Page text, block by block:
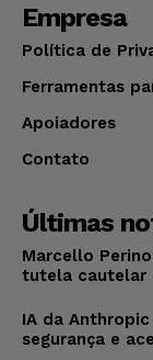
Empresa
Política de
Ferramentas
Apoiadores
Contato
Últimas
Marcello
tutela cautelar
IA da
segurança e